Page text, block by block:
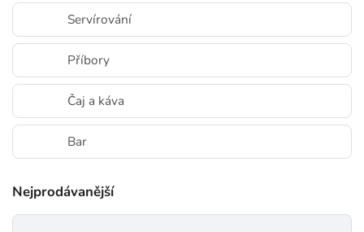
Servírování
Příbory
Čaj a káva
Bar
Nejprodávanější